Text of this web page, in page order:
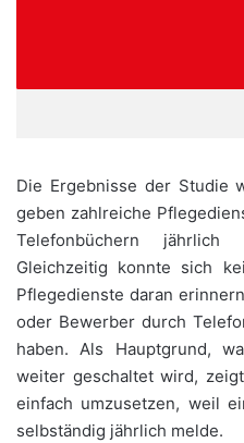
Die Ergebnisse der Studie
geben zahlreiche
Telefonbüchern
Gleichzeitig konnte sich
Pflegedienste daran
oder Bewerber durch
haben. Als Hauptgrund,
weiter geschaltet wird,
einfach umzusetzen, weil
selbständig jährlich melde.